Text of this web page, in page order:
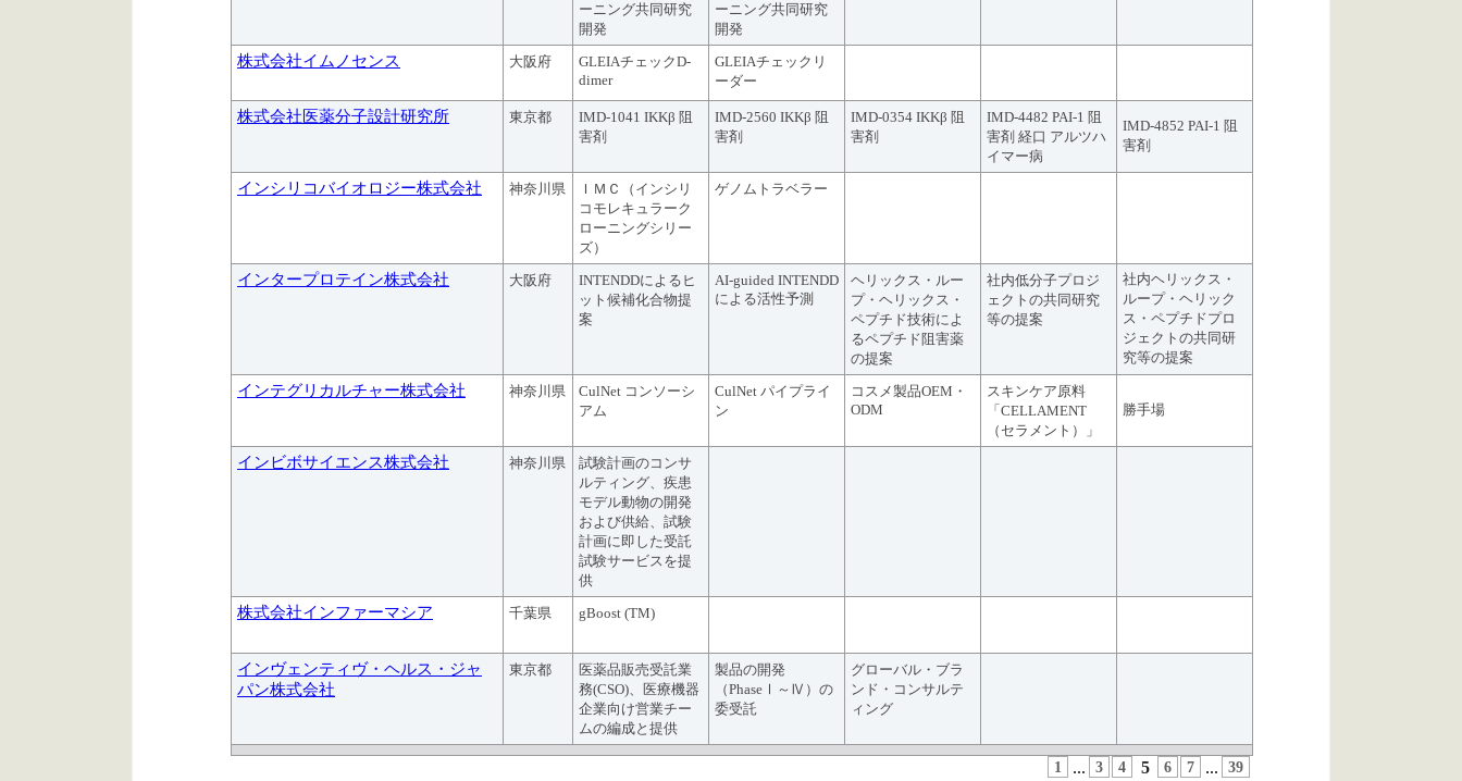
ーニング共同研究
開発
ーニング共同研究
開発
株式会社イムノセンス 大阪府
GLEIAチェックD-
dimer
GLEIAチェックリ
ーダー
株式会社医薬分子設計研究所 東京都
IMD-1041 IKKβ 阻
害剤
IMD-2560 IKKβ 阻
害剤
IMD-0354 IKKβ 阻
害剤
IMD-4482 PAI-1 阻
害剤 経口 アルツハ
イマー病
IMD-4852 PAI-1 阻
害剤
インシリコバイオロジー株式会社 神奈川県
ＩＭＣ（インシリ
コモレキュラーク
ローニングシリー
ズ）
ゲノムトラベラー
インタープロテイン株式会社 大阪府
INTENDDによるヒ
ット候補化合物提
案
AI-guided INTENDD
による活性予測
ヘリックス・ルー
プ・ヘリックス・
ペプチド技術によ
るペプチド阻害薬
の提案
社内低分子プロジ
ェクトの共同研究
等の提案
社内ヘリックス・
ループ・ヘリック
ス・ペプチドプロ
ジェクトの共同研
究等の提案
インテグリカルチャー株式会社 神奈川県
CulNet コンソーシ
アム
CulNet パイプライ
ン
コスメ製品OEM・
ODM
スキンケア原料
「CELLAMENT
（セラメント）」
勝手場
インビボサイエンス株式会社 神奈川県
試験計画のコンサ
ルティング、疾患
モデル動物の開発
および供給、試験
計画に即した受託
試験サービスを提
供
株式会社インファーマシア 千葉県 gBoost (TM)
インヴェンティヴ・ヘルス・ジャ
パン株式会社
東京都
医薬品販売受託業
務(CSO)、医療機器
企業向け営業チー
ムの編成と提供
製品の開発
（PhaseⅠ～Ⅳ）の
委受託
グローバル・ブラ
ンド・コンサルテ
ィング
1 ... 3 4 5 6 7 ... 39